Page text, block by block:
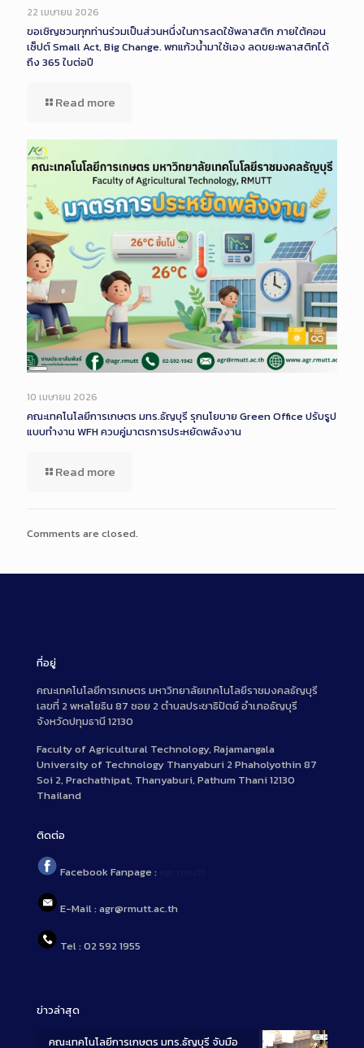
22 เมษายน 2026
ขอเชิญชวนทุกท่านร่วมเป็นส่วนหนึ่งในการลดใช้พลาสติก ภายใต้คอน
เซ็ปต์ Small Act, Big Change. พกแก้วน้ำมาใช้เอง ลดขยะพลาสติกได้
ถึง 365 ใบต่อปี
Read more
Long
Description
10 เมษายน 2026
คณะเทคโนโลยีการเกษตร มทร.ธัญบุรี รุกนโยบาย Green Office ปรับรูป
แบบทำงาน WFH ควบคู่มาตรการประหยัดพลังงาน
Read more
Comments are closed.
ที่อยู่
คณะเทคโนโลยีการเกษตร มหาวิทยาลัยเทคโนโลยีราชมงคลธัญบุรี
เลขที่ 2 พหลโยธิน 87 ซอย 2 ตำบลประชาธิปัตย์ อำเภอธัญบุรี
จังหวัดปทุมธานี 12130
Faculty of Agricultural Technology, Rajamangala
University of Technology Thanyaburi 2 Phaholyothin 87
Soi 2, Prachathipat, Thanyaburi, Pathum Thani 12130
Thailand
ติดต่อ
Facebook Fanpage :
E-Mail : agr@rmutt.ac.th
Tel : 02 592 1955
ข่าวล่าสุด
คณะเทคโนโลยีการเกษตร มทร.ธัญบุรี จับมือ